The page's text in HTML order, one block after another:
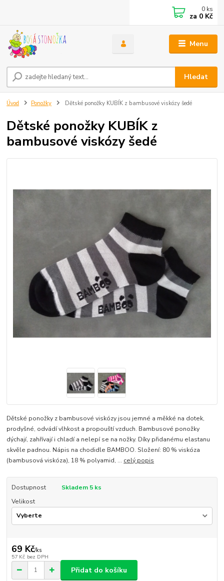
Menu
Hledat
0 ks
za 0 Kč
Úvod Ponožky Dětské ponožky KUBÍK z bambusové viskózy šedé
Dětské ponožky KUBÍK z
bambusové viskózy šedé
Dětské ponožky z bambusové viskózy jsou jemné a měkké na dotek,
prodyšné, odvádí vlhkost a propouští vzduch. Bambusové ponožky
dýchají, zahřívají i chladí a nelepí se na nožky. Díky přidanému elastanu
skvěle padnou. Nápis na chodidle BAMBOO. Složení: 80 % viskóza
(bambusová viskóza), 18 % polyamid, ... celý popis
Dostupnost
Skladem 5 ks
Velikost
69 Kč/ks
57 Kč bez DPH
Přidat do košíku